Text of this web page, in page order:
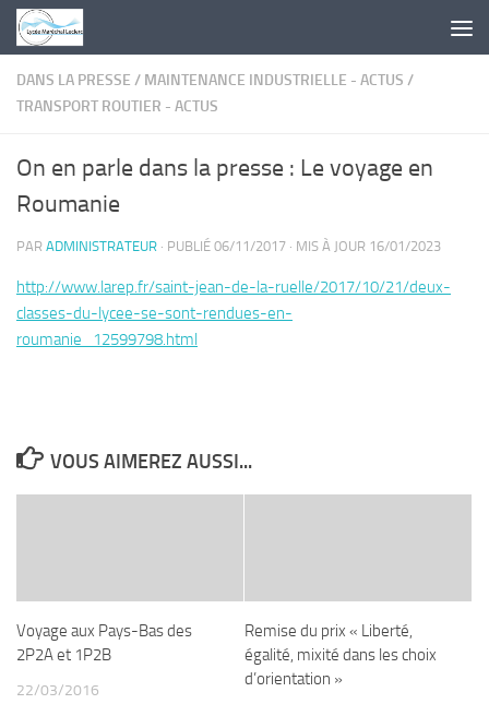
Skip to content
DANS LA PRESSE / MAINTENANCE INDUSTRIELLE - ACTUS /
TRANSPORT ROUTIER - ACTUS
On en parle dans la presse : Le voyage en
Roumanie
PAR ADMINISTRATEUR · PUBLIÉ 06/11/2017 · MIS À JOUR 16/01/2023
http://www.larep.fr/saint-jean-de-la-ruelle/2017/10/21/deux-
classes-du-lycee-se-sont-rendues-en-
roumanie_12599798.html
VOUS AIMEREZ AUSSI...
Voyage aux Pays-Bas des
2P2A et 1P2B
22/03/2016
Remise du prix « Liberté,
égalité, mixité dans les choix
d’orientation »